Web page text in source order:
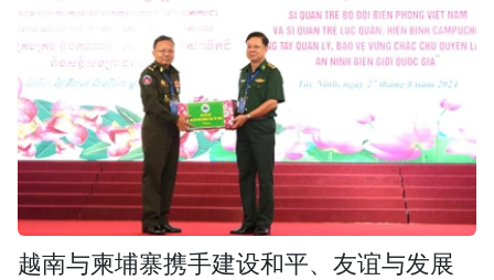
越南与柬埔寨携手建设和平、友谊与发展